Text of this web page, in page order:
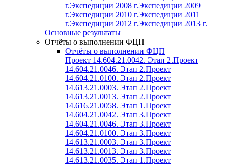
г.Экспедиции 2008 г.Экспедиции 2009
г.Экспедиции 2010 г.Экспедиции 2011
г.Экспедиции 2012 г.Экспедиции 2013 г.
Основные результаты
Отчёты о выполнении ФЦП
Отчёты о выполнении ФЦП
Проект 14.604.21.0042. Этап 2.Проект
14.604.21.0046. Этап 2.Проект
14.604.21.0100. Этап 2.Проект
14.613.21.0003. Этап 2.Проект
14.613.21.0013. Этап 2.Проект
14.616.21.0058. Этап 1.Проект
14.604.21.0042. Этап 3.Проект
14.604.21.0046. Этап 3.Проект
14.604.21.0100. Этап 3.Проект
14.613.21.0003. Этап 3.Проект
14.613.21.0013. Этап 3.Проект
14.613.21.0035. Этап 1.Проект